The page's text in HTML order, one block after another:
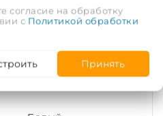
500
УХЛ, категория
размещения - 4.2
согласие на обработку
с Политикой обработки
Принять